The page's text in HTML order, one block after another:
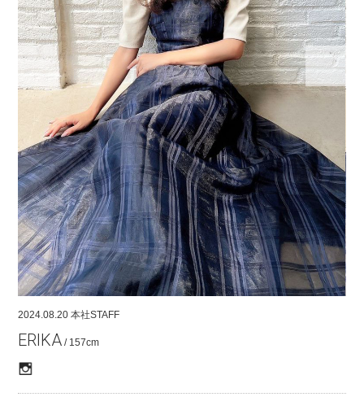
2024.08.20 本社STAFF
ERIKA / 157cm
STYLE PHOTO
ACCOUNT
SHOP LIST
CONCEPT
ONLINE STORE
COMPANY
CONTACT
RECRUIT
FOR BUSINESS PARTNER